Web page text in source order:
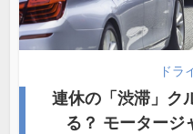
ドラ
連休の「渋滞」ク
る？ モータージ